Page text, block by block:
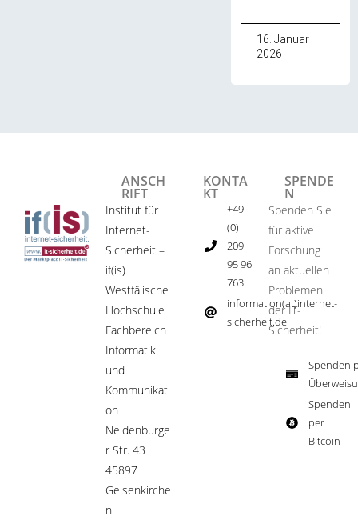
16. Januar
2026
ANSCH
RIFT
Institut für
Internet-
Sicherheit –
if(is)
Westfälische
Hochschule
Fachbereich
Informatik
und
Kommunikati
on
Neidenburge
r Str. 43
45897
Gelsenkirche
n
KONTA
KT
+49
(0)
209
95 96
763
information(at)internet-
sicherheit.de ​
SPENDE
N
Spenden Sie
für aktive
Forschung
an aktuellen
Problemen
der IT-
Sicherheit!​
Spenden
Spenden
per
Bitcoin​